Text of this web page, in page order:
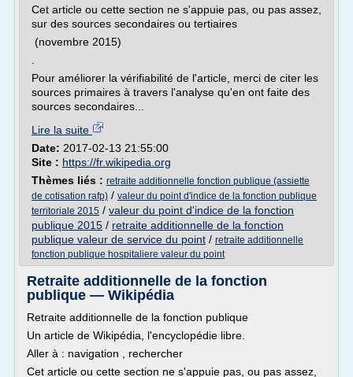
Cet article ou cette section ne s'appuie pas, ou pas assez,
sur des sources secondaires ou tertiaires
(novembre 2015)
Pour améliorer la vérifiabilité de l'article, merci de citer les
sources primaires à travers l'analyse qu'en ont faite des
sources secondaires...
Lire la suite
Date: 2017-02-13 21:55:00
Site : https://fr.wikipedia.org
Thèmes liés : retraite additionnelle fonction publique (assiette
de cotisation rafp) / valeur du point d'indice de la fonction publique
territoriale 2015 / valeur du point d'indice de la fonction
publique 2015 / retraite additionnelle de la fonction
publique valeur de service du point / retraite additionnelle
fonction publique hospitaliere valeur du point
Retraite additionnelle de la fonction
publique — Wikipédia
Retraite additionnelle de la fonction publique
Un article de Wikipédia, l'encyclopédie libre.
Aller à : navigation , rechercher
Cet article ou cette section ne s'appuie pas, ou pas assez,